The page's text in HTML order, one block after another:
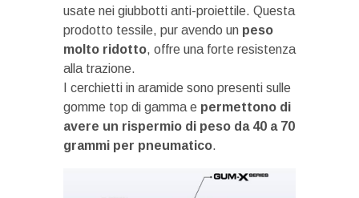
usate nei giubbotti anti-proiettile. Questa
prodotto tessile, pur avendo un peso
molto ridotto, offre una forte resistenza
alla trazione.
I cerchietti in aramide sono presenti sulle
gomme top di gamma e permettono di
avere un rispermio di peso da 40 a 70
grammi per pneumatico.